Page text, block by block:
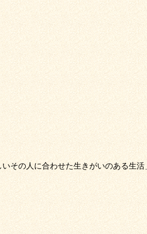
いその人に合わせた生きがいのある生活